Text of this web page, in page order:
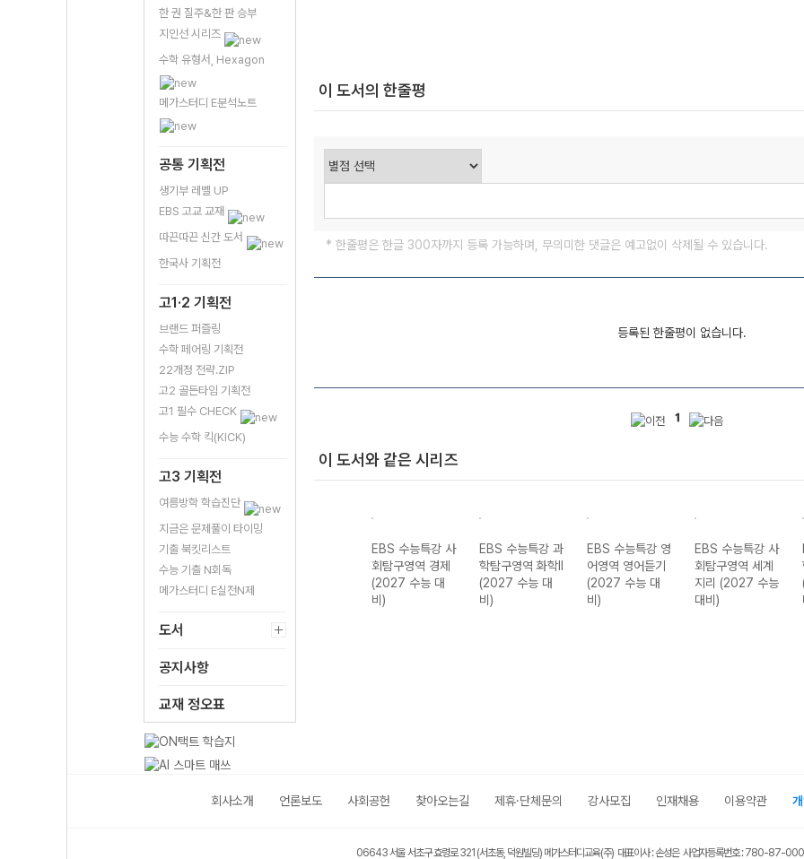
한 권 질주&한 판 승부
지인선 시리즈
수학 유형서, Hexagon
메가스터디 E분석노트
공통 기획전
생기부 레벨 UP
EBS 고교 교재
따끈따끈 신간 도서
한국사 기획전
고1·2 기획전
브랜드 퍼즐링
수학 페어링 기획전
22개정 전략.ZIP
고2 골든타임 기획전
고1 필수 CHECK
수능 수학 킥(KICK)
고3 기획전
여름방학 학습진단
지금은 문제풀이 타이밍
기출 북킷리스트
수능 기출 N회독
메가스터디 E실전N제
도서
공지사항
교재 정오표
이 도서의 한줄평
* 한줄평은 한글 300자까지 등록 가능하며, 무의미한 댓글은 예고없이 삭제될 수 있습니다.
등록된 한줄평이 없습니다.
1
이 도서와 같은 시리즈
EBS 수능특강 사
회탐구영역 한국
지리 (2027 수능
대비)
EBS 수능특강 사
회탐구영역 경제
(2027 수능 대
비)
EBS 수능특강 과
학탐구영역 화학II
(2027 수능 대
비)
EBS 수능특강 영
어영역 영어듣기
(2027 수능 대
비)
EBS 수능특강 사
회탐구영역 세계
지리 (2027 수능
대비)
회사소개 언론보도 사회공헌 찾아오는길 제휴·단체문의 강사모집 인재채용 이용약관
06643 서울 서초구 효령로 321 (서초동, 덕원빌딩) 메가스터디교육(주) 대표이사 : 손성은 사업자등록번호 : 780-87-